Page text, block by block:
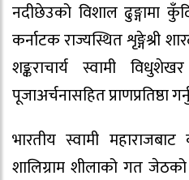
नदीछेउको विशाल ढुङ्गामा
कर्नाटक राज्यस्थित शृङ्गेश्री
शङ्कराचार्य स्वामी
पूजाअर्चनासहित प्राणप्रतिष्ठा
भारतीय स्वामी महाराजबाट
शालिग्राम शीलाको गत जेठको